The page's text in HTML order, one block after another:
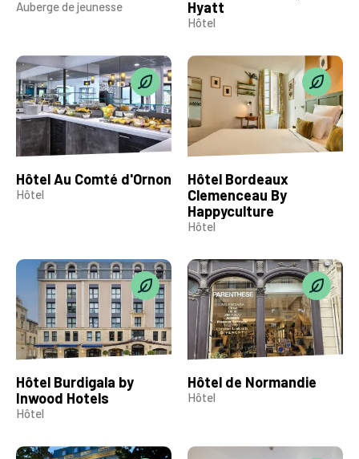
Auberge de jeunesse
Hyatt
Hôtel
Hôtel Au Comté d'Ornon
Hôtel
Hôtel Bordeaux
Clemenceau By
Happyculture
Hôtel
Hôtel Burdigala by
Inwood Hotels
Hôtel
Hôtel de Normandie
Hôtel